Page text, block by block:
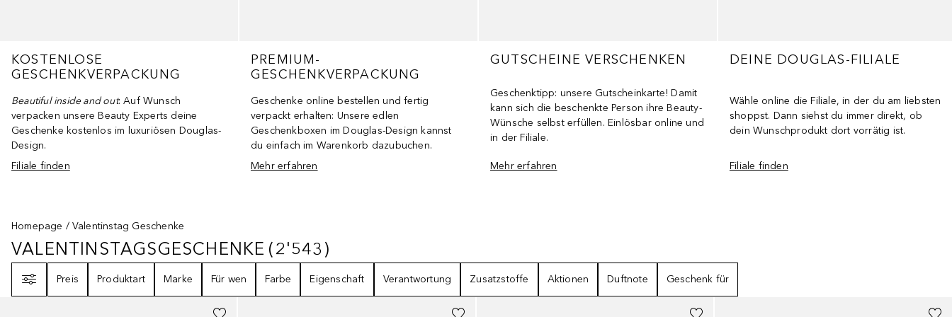
KOSTENLOSE
GESCHENKVERPACKUNG
Beautiful inside and out: Auf Wunsch
verpacken unsere Beauty Experts deine
Geschenke kostenlos im luxuriösen Douglas-
Design.
Filiale finden
PREMIUM-
GESCHENKVERPACKUNG
Geschenke online bestellen und fertig
verpackt erhalten: Unsere edlen
Geschenkboxen im Douglas-Design kannst
du einfach im Warenkorb dazubuchen.
Mehr erfahren
GUTSCHEINE VERSCHENKEN
Geschenktipp: unsere Gutscheinkarte! Damit
kann sich die beschenkte Person ihre Beauty-
Wünsche selbst erfüllen. Einlösbar online und
in der Filiale.
Mehr erfahren
DEINE DOUGLAS-FILIALE
Wähle online die Filiale, in der du am liebsten
shoppst. Dann siehst du immer direkt, ob
dein Wunschprodukt dort vorrätig ist.
Filiale finden
Homepage Valentinstag Geschenke
VALENTINSTAGSGESCHENKE2543 ERGEBNISSE
VALENTINSTAGSGESCHENKE (2'543 )
Preis
Produktart Marke Für wen Farbe Eigenschaft Verantwortung Zusatzstoffe Aktionen Duftnote Geschenk für
+5